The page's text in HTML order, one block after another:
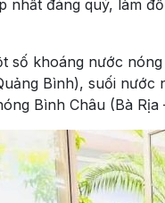
nhất đáng quý, làm
số khoáng nước
Bình), suối
Bình Châu (Bà